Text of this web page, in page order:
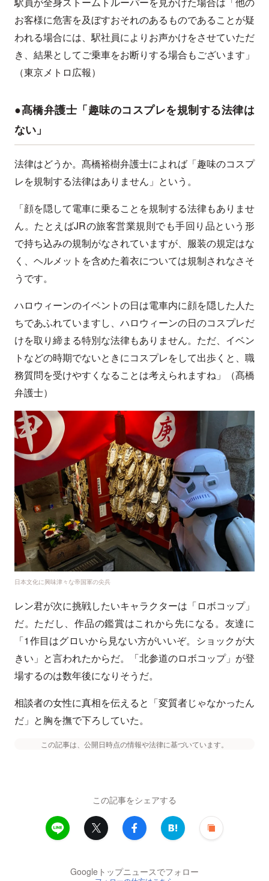
お客様に危害を及ぼすおそれのあるものであることが疑
われる場合には、駅社員によりお声かけをさせていただ
き、結果としてご乗車をお断りする場合もございます」
（東京メトロ広報）
●髙橋弁護士「趣味のコスプレを規制する法律は
ない」
法律はどうか。髙橋裕樹弁護士によれば「趣味のコスプ
レを規制する法律はありません」という。
「顔を隠して電車に乗ることを規制する法律もありませ
ん。たとえばJRの旅客営業規則でも手回り品という形
で持ち込みの規制がなされていますが、服装の規定はな
く、ヘルメットを含めた着衣については規制されなさそ
うです。
ハロウィーンのイベントの日は電車内に顔を隠した人た
ちであふれていますし、ハロウィーンの日のコスプレだ
けを取り締まる特別な法律もありません。ただ、イベン
トなどの時期でないときにコスプレをして出歩くと、職
務質問を受けやすくなることは考えられますね」（髙橋
弁護士）
日本文化に興味津々な帝国軍の尖兵
レン君が次に挑戦したいキャラクターは「ロボコップ」
だ。ただし、作品の鑑賞はこれから先になる。友達に
「1作目はグロいから見ない方がいいぞ。ショックが大
きい」と言われたからだ。「北参道のロボコップ」が登
場するのは数年後になりそうだ。
相談者の女性に真相を伝えると「変質者じゃなかったん
だ」と胸を撫で下ろしていた。
この記事は、公開日時点の情報や法律に基づいています。
この記事をシェアする
Googleトップニュースでフォロー